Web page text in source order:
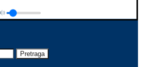
Pretraga